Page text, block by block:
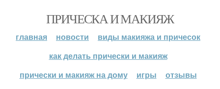
ПРИЧЕСКА И МАКИЯЖ
главная новости
виды макияжа и причесок
как делать прически и макияж
прически и макияж на дому
игры отзывы